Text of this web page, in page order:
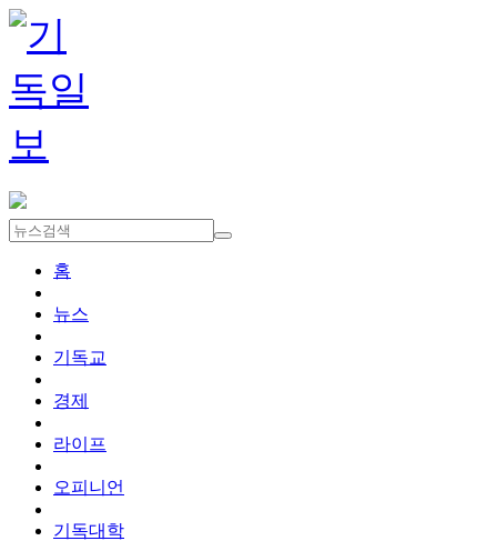
홈
뉴스
기독교
경제
라이프
오피니언
기독대학